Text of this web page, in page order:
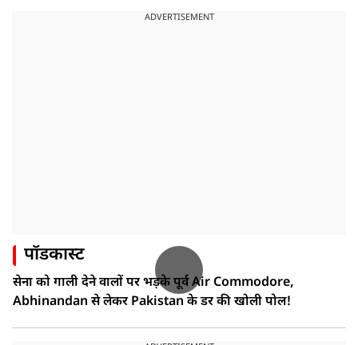
ADVERTISEMENT
पॉडकास्ट
सेना को गाली देने वालों पर भड़के पूर्व Air Commodore,
Abhinandan से लेकर Pakistan के डर की खोली पोल!